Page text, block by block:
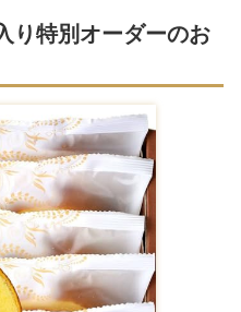
り特別オーダーのお